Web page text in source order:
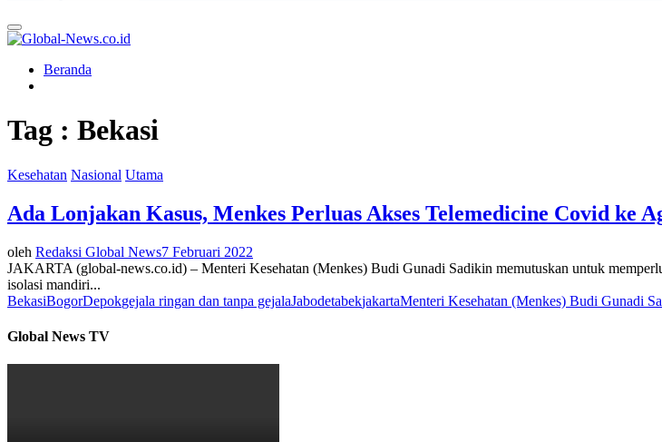
Primary
Menu
Beranda
Tag : Bekasi
Kesehatan Nasional Utama
Ada Lonjakan Kasus, Menkes Perluas Akses Telemedicine Covid ke
oleh Redaksi Global News7 Februari 2022
JAKARTA (global-news.co.id) – Menteri Kesehatan (Menkes) Budi Gunadi Sadikin memutuskan untuk
isolasi mandiri...
BekasiBogorDepokgejala ringan dan tanpa gejalaJabodetabekjakartaMenteri Kesehatan (Menkes) Budi Gunadi
Global News TV